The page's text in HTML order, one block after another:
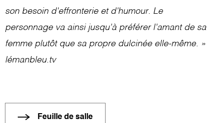
son besoin d'effronterie et d'humour. Le
personnage va ainsi jusqu'à préférer l'amant de sa
femme plutôt que sa propre dulcinée elle-même. »
lémanbleu.tv
Feuille de salle